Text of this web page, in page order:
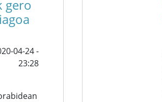
gero
04-24 -
23:28